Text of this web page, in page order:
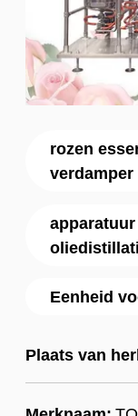
rozen
verdamper
Eenheid
Plaats van